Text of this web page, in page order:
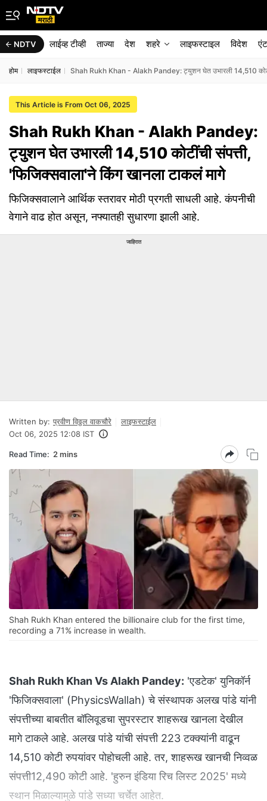
NDTV लाईव्ह टीव्ही ताज्या देश शहरे लाइफस्टाइल विदेश
होम लाइफस्टाईल Shah Rukh Khan - Alakh Pandey: ट्युशन घेत उभारली 14,510
This Article is From Oct 06, 2025
Shah Rukh Khan - Alakh Pandey:
ट्युशन घेत उभारली 14,510 कोटींची संपत्ती,
'फिजिक्सवाला'ने किंग खानला टाकलं मागे
फिजिक्सवालाने आर्थिक स्तरावर मोठी प्रगती साधली आहे. कंपनीची
वेगाने वाढ होत असून, नफ्यातही सुधारणा झाली आहे.
जाहिरात
Written by: प्रवीण विठ्ठल वाकचौरे
लाइफस्टाईल
Oct 06, 2025 12:08 IST
Read Time: 2 mins
Shah Rukh Khan entered the billionaire club for the first time,
recording a 71% increase in wealth.
Shah Rukh Khan Vs Alakh Pandey: 'एडटेक' युनिकॉर्न
'फिजिक्सवाला' (PhysicsWallah) चे संस्थापक अलख पांडे यांनी
संपत्तीच्या बाबतीत बॉलिवूडचा सुपरस्टार शाहरूख खानला देखील
मागे टाकले आहे. अलख पांडे यांची संपत्ती 223 टक्क्यांनी वाढून
14,510 कोटी रुपयांवर पोहोचली आहे. तर, शाहरूख खानची निव्वळ
संपत्ती12,490 कोटी आहे. 'हुरुन इंडिया रिच लिस्ट 2025' मध्ये
स्थान मिळाल्यामुळे पांडे सध्या चर्चेत आहेत.